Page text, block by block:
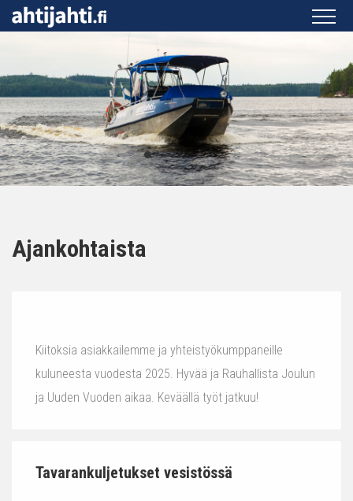
Ajankohtaista
Kiitoksia asiakkailemme ja yhteistyökumppaneille
kuluneesta vuodesta 2025. Hyvää ja Rauhallista Joulun
ja Uuden Vuoden aikaa. Keväällä työt jatkuu!
Tavarankuljetukset vesistössä